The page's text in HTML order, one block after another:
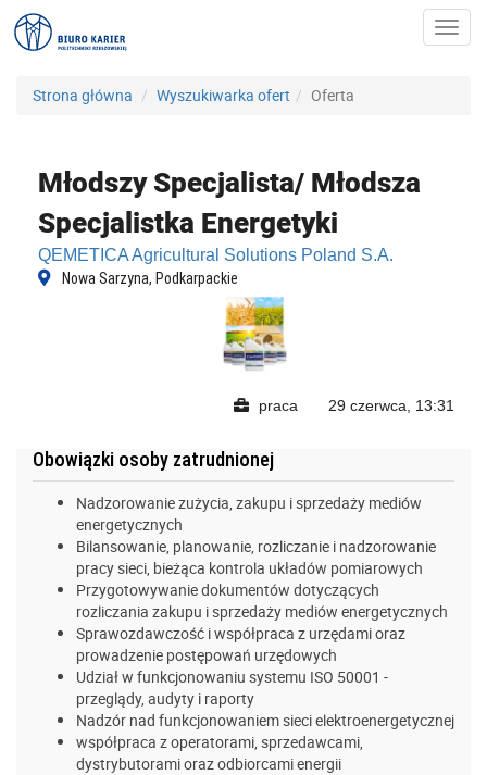
Strona główna Wyszukiwarka ofert Oferta
Młodszy Specjalista/ Młodsza
Specjalistka Energetyki
QEMETICA Agricultural Solutions Poland S.A.
Nowa Sarzyna, Podkarpackie
praca 29 czerwca, 13:31
Obowiązki osoby zatrudnionej
Nadzorowanie zużycia, zakupu i sprzedaży mediów
energetycznych
Bilansowanie, planowanie, rozliczanie i nadzorowanie
pracy sieci, bieżąca kontrola układów pomiarowych
Przygotowywanie dokumentów dotyczących
rozliczania zakupu i sprzedaży mediów energetycznych
Sprawozdawczość i współpraca z urzędami oraz
prowadzenie postępowań urzędowych
Udział w funkcjonowaniu systemu ISO 50001 -
przeglądy, audyty i raporty
Nadzór nad funkcjonowaniem sieci elektroenergetycznej
współpraca z operatorami, sprzedawcami,
dystrybutorami oraz odbiorcami energii